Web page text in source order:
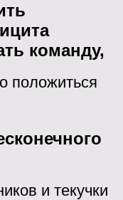
команду,
положиться
и текучки